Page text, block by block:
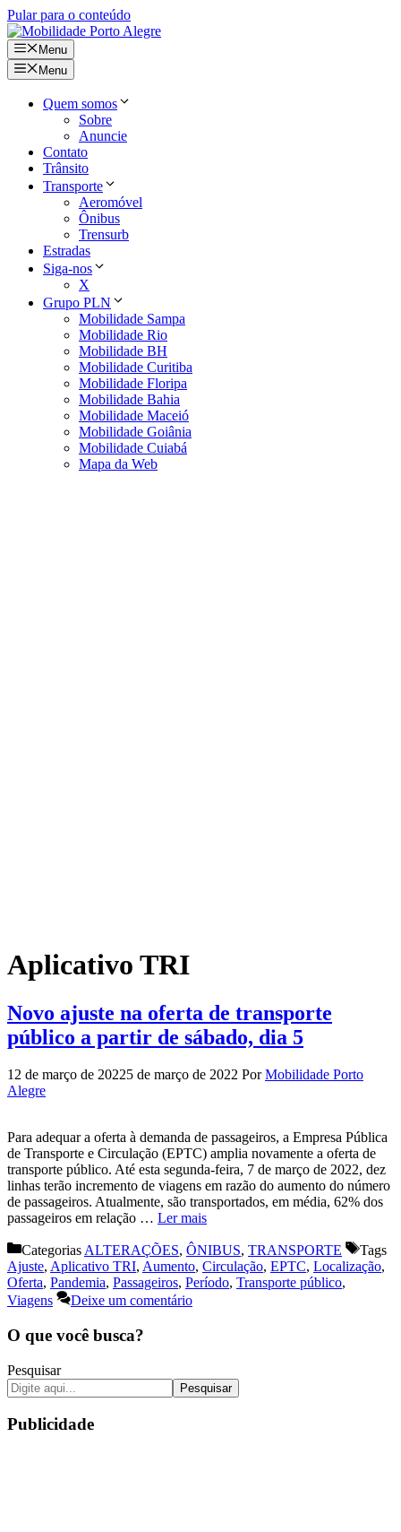
Pular para o conteúdo
Menu
Menu
Quem somos
Sobre
Anuncie
Contato
Trânsito
Transporte
Aeromóvel
Ônibus
Trensurb
Estradas
Siga-nos
X
Grupo PLN
Mobilidade Sampa
Mobilidade Rio
Mobilidade BH
Mobilidade Curitiba
Mobilidade Floripa
Mobilidade Bahia
Mobilidade Maceió
Mobilidade Goiânia
Mobilidade Cuiabá
Mapa da Web
Aplicativo TRI
Novo ajuste na oferta de transporte
público a partir de sábado, dia 5
12 de março de 20225 de março de 2022 PorMobilidade Porto
Alegre
Para adequar a oferta à demanda de passageiros, a Empresa Pública
de Transporte e Circulação (EPTC) amplia novamente a oferta de
transporte público. Até esta segunda-feira, 7 de março de 2022, dez
linhas terão incremento de viagens em razão do aumento do número
de passageiros. Atualmente, são transportados, em média, 62% dos
passageiros em relação … Ler mais
CategoriasALTERAÇÕES, ÔNIBUS, TRANSPORTE
Tags
Ajuste, Aplicativo TRI, Aumento, Circulação, EPTC, Localização,
Oferta, Pandemia, Passageiros, Período, Transporte público,
Viagens
Deixe um comentário
O que você busca?
Pesquisar
Pesquisar
Publicidade